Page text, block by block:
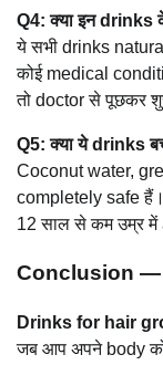
Q4: क्या इन drinks
ये सभी drinks
कोई medical
तो doctor से पूछकर
Q5: क्या ये drinks
Coconut water,
completely safe
12 साल से कम उम्र में
Conclusion —
Drinks for hair
जब आप अपने body